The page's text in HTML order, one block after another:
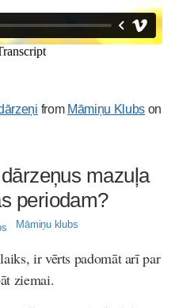
from Māmiņu Klubs on
mazuļa
periodam?
Māmiņu klubs
ir vērts padomāt arī par
ziemai.